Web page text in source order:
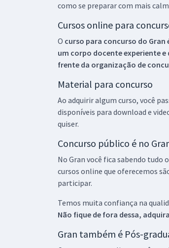
como se preparar com mais
Cursos online para
O curso para concurso do
um corpo docente experiente
frente da organização de
Material para concurso
Ao adquirir algum curso, você
disponíveis para download e
quiser.
Concurso público é no
No Gran você fica sabendo tudo
cursos online que oferecemos
participar.
Temos muita confiança na
Não fique de fora dessa,
Gran também é Pós-